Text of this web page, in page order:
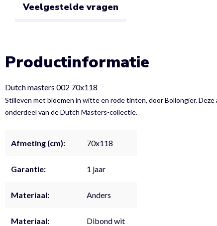
Veelgestelde vragen
Productinformatie
Dutch masters 002 70x118
Stilleven met bloemen in witte en rode tinten, door Bollongier. Deze
onderdeel van de Dutch Masters-collectie.
Afmeting (cm): 70x118
Garantie: 1 jaar
Materiaal: Anders
Materiaal: Dibond wit